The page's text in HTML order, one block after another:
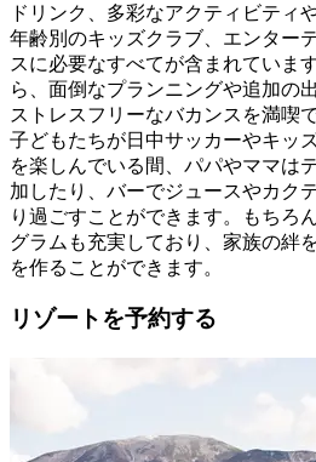
ドリンク、多彩なアクティビティ
年齢別のキッズクラブ、エンター
スに必要なすべてが含まれていま
ら、面倒なプランニングや追加の
ストレスフリーなバカンスを満喫
子どもたちが日中サッカーやキッ
を楽しんでいる間、パパやママは
加したり、バーでジュースやカク
り過ごすことができます。もちろ
グラムも充実しており、家族の絆
を作ることができます。
リゾートを予約する